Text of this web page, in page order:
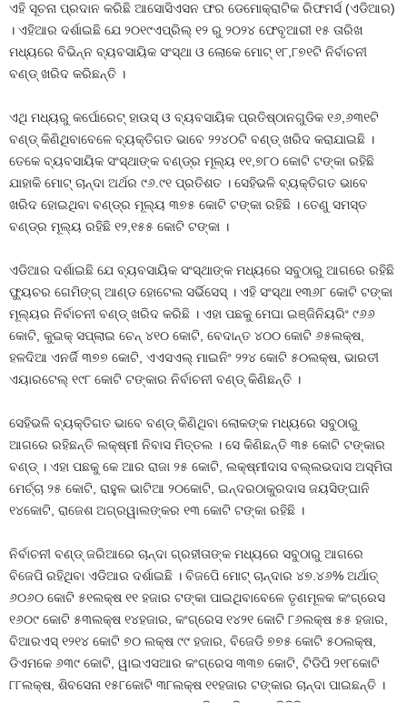
ଏହି ସୂଚନା ପ୍ରଦାନ କରିଛି ଆସୋସିଏସନ ଫର ଡେମୋକ୍ରାଟିକ ରିଫମର୍ସ (ଏଡିଆର)
। ଏହିଆର ଦର୍ଶାଇଛି ଯେ ୨୦୧୯ଏପ୍ରିଲ୍‍ ୧୨ ରୁ ୨୦୨୪ ଫେବୃଆରୀ ୧୫ ତାରିଖ
ମଧ୍ୟରେ ବିଭିନ୍ନ ବ୍ୟବସାୟିକ ସଂସ୍ଥା ଓ ଲୋକେ ମୋଟ୍‍ ୧୮,୮୭୧ଟି ନିର୍ବାଚନୀ
ବଣ୍ଡ୍‍ ଖରିଦ କରିଛନ୍ତି ।
ଏଥି ମଧ୍ୟରୁ କର୍ପୋରେଟ୍‍ ହାଉସ୍‍ ଓ ବ୍ୟବସାୟିକ ପ୍ରତିଷ୍ଠାନଗୁଡିକ ୧୬,୬୩୧ଟି
ବଣ୍ଡ୍‍ କିଣିଥିବାବେଳେ ବ୍ୟକ୍ତିଗତ ଭାବେ ୨୨୪୦ଟି ବଣ୍ଡ୍‍ ଖରିଦ କରାଯାଇଛି ।
ତେକେ ବ୍ୟବସାୟିକ ସଂସ୍ଥାଙ୍କ ବଣ୍ଡ୍‍ର ମୂଲ୍ୟ ୧୧,୭୮୦ କୋଟି ଟଙ୍କା ରହିଛି
ଯାହାକି ମୋଟ୍‍ ଚାନ୍ଦା ଅର୍ଥର ୯୬.୯୧ ପ୍ରତିଶତ । ସେହିଭଳି ବ୍ୟକ୍ତିଗତ ଭାବେ
ଖରିଦ ହୋଇଥିବା ବଣ୍ଡ୍‍ର ମୂଲ୍ୟ ୩୭୫ କୋଟି ଟଙ୍କା ରହିଛି । ତେଣୁ ସମସ୍ତ
ବଣ୍ଡ୍‍ର ମୂଲ୍ୟ ରହିଛି ୧୨,୧୫୫ କୋଟି ଟଙ୍କା ।
ଏଡିଆର ଦର୍ଶାଇଛି ଯେ ବ୍ୟବସାୟିକ ସଂସ୍ଥାଙ୍କ ମଧ୍ୟରେ ସବୁଠାରୁ ଆଗରେ ରହିଛି
ଫ୍ୟୁଚର ଗେମିଙ୍ଗ୍‍ ଆଣ୍ଡ ହୋଟେଲ ସର୍ଭିସେସ୍‍ । ଏହି ସଂସ୍ଥା ୧୩୬୮ କୋଟି ଟଙ୍କା
ମୂଲ୍ୟର ନିର୍ବାଚନୀ ବଣ୍ଡ୍‍ ଖରିଦ କରିଛି । ଏହା ପଛକୁ ମେଘା ଇଞ୍ଜିନିୟରିଂ ୯୬୬
କୋଟି, କୁଇକ୍‍ ସପ୍ଲାଇ ଚେନ୍‍ ୪୧୦ କୋଟି, ବେଦାନ୍ତ ୪୦୦ କୋଟି ୬୫ଲକ୍ଷ,
ହଳଦିଆ ଏନର୍ଜି ୩୭୭ କୋଟି, ଏଏସଏଲ୍‍ ମାଇନିଂ ୨୨୪ କୋଟି ୫୦ଲକ୍ଷ, ଭାରତୀ
ଏୟାରଟେଲ୍‍ ୧୯୮ କୋଟି ଟଙ୍କାର ନିର୍ବାଚନୀ ବଣ୍ଡ୍‍ କିଣିଛନ୍ତି ।
ସେହିଭଳି ବ୍ୟକ୍ତିଗତ ଭାବେ ବଣ୍ଡ୍‍ କିଣିଥିବା ଲୋକଙ୍କ ମଧ୍ୟରେ ସବୁଠାରୁ
ଆଗରେ ରହିଛନ୍ତି ଲକ୍ଷ୍ମୀ ନିବାସ ମିତ୍ତଲ । ସେ କିଣିଛନ୍ତି ୩୫ କୋଟି ଟଙ୍କାର
ବଣ୍ଡ୍‍ । ଏହା ପଛକୁ କେ ଆର ରାଜା ୨୫ କୋଟି, ଲକ୍ଷ୍ମୀଦାସ ବଲ୍ଲଭଦାସ ଅସ୍ମିତା
ମେର୍ଚ୍ଚା ୨୫ କୋଟି, ରାହୁଳ ଭାଟିଆ ୨୦କୋଟି, ଇନ୍ଦରଠାକୁରଦାସ ଜୟସିଙ୍ଘାନି
୧୪କୋଟି, ରାଜେଶ ଅଗ୍ରୱାଲଙ୍କର ୧୩ କୋଟି ଟଙ୍କା ରହିଛି ।
ନିର୍ବାଚନୀ ବଣ୍ଡ୍‍ ଜରିଆରେ ଚାନ୍ଦା ଗ୍ରହୀତାଙ୍କ ମଧ୍ୟରେ ସବୁଠାରୁ ଆଗରେ
ବିଜେପି ରହିଥିବା ଏଡିଆର ଦର୍ଶାଇଛି । ବିଜପେି ମୋଟ୍‍ ଚାନ୍ଦାର ୪୭.୪୬% ଅର୍ଥାତ୍‍
୬୦୬୦ କୋଟି ୫୧ଲକ୍ଷ ୧୧ ହଜାର ଟଙ୍କା ପାଇଥିବାବେଳେ ତୃଣମୂଳକ କଂଗ୍ରେସ
୧୬୦୯ କୋଟି ୫୩ଲକ୍ଷ ୧୪ହଜାର, କଂଗ୍ରେସ ୧୪୨୧ କୋଟି ୮୬ଲକ୍ଷ ୫୫ ହଜାର,
ବିଆରଏସ୍‍ ୧୨୧୪ କୋଟି ୭୦ ଲକ୍ଷ ୯୯ ହଜାର, ବିଜେଡି ୭୭୫ କୋଟି ୫୦ଲକ୍ଷ,
ଡିଏମକେ ୬୩୯ କୋଟି, ୱାଇଏସଆର କଂଗ୍ରେସ ୩୩୭ କୋଟି, ଟିଡିପି ୨୧୮କୋଟି
୮୮ଲକ୍ଷ, ଶିବସେନା ୧୫୮କୋଟି ୩୮ଲକ୍ଷ ୧୧ହଜାର ଟଙ୍କାର ଚାନ୍ଦା ପାଇଛନ୍ତି ।